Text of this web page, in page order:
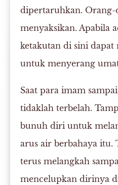
dipertaruhkan. Orang-
menyaksikan. Apabila
ketakutan di sini
untuk menyerang
Saat para imam
tidaklah terbelah.
bunuh diri untuk
arus air berbahaya itu.
terus melangkah
mencelupkan dirinya